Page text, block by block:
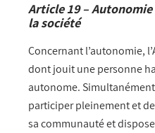
Article 19 –
la société
Concernant l’autonomie,
dont jouit une personne
autonome.
participer pleinement et
sa communauté et